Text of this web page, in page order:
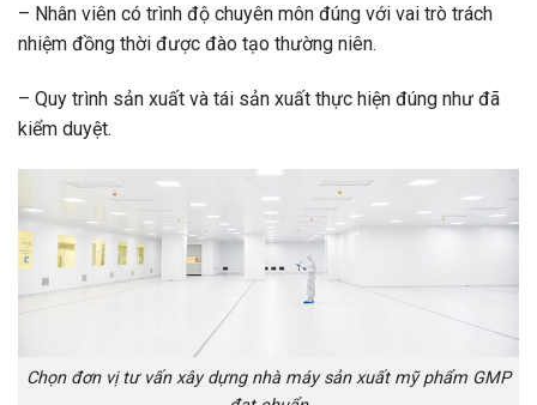
– Nhân viên có trình độ chuyên môn đúng với vai trò trách
nhiệm đồng thời được đào tạo thường niên.
– Quy trình sản xuất và tái sản xuất thực hiện đúng như đã
kiểm duyệt.
Chọn đơn vị tư vấn xây dựng nhà máy sản xuất mỹ phẩm GMP